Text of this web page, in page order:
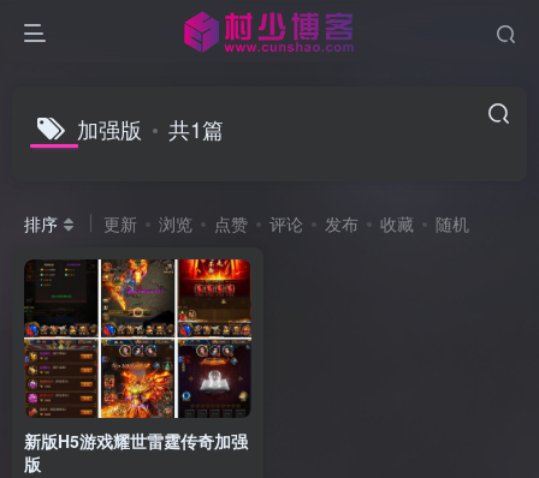
加强版 共1篇
排序 更新 浏览 点赞 评论 发布 收藏 随机
新版H5游戏耀世雷霆传奇加强
版